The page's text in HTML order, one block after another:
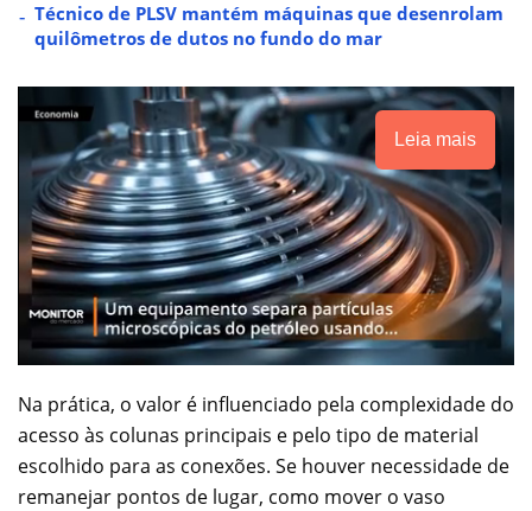
Técnico de PLSV mantém máquinas que desenrolam
quilômetros de dutos no fundo do mar
Leia mais
Na prática, o valor é influenciado pela complexidade do
acesso às colunas principais e pelo tipo de material
escolhido para as conexões. Se houver necessidade de
remanejar pontos de lugar, como mover o vaso